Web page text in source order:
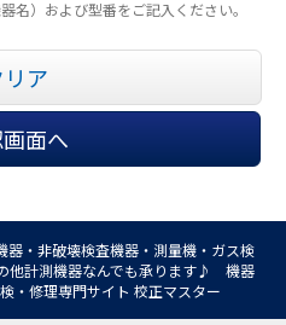
名）および型番をご記入ください。
ア
面へ
・非破壊検査機器・測量機・ガス検
他計測機器なんでも承ります♪ 機器
・修理専門サイト 校正マスター